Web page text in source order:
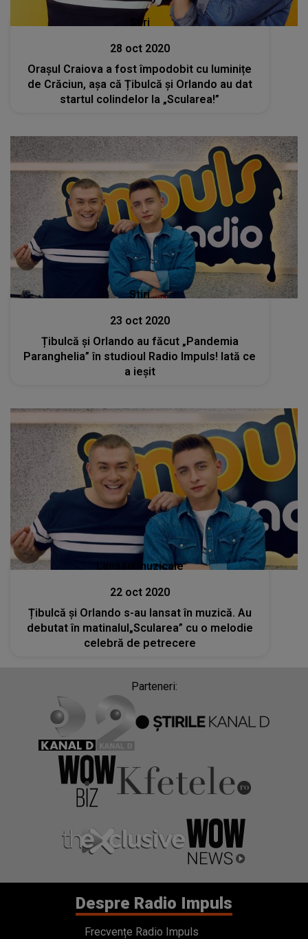
Stiri
28 oct 2020
Orașul Craiova a fost împodobit cu luminițe
de Crăciun, așa că Țibulcă și Orlando au dat
startul colindelor la „Scularea!”
Stiri
23 oct 2020
Țibulcă și Orlando au făcut „Pandemia
Paranghelia” în studioul Radio Impuls! Iată ce
a ieșit
Lansări muzicale
22 oct 2020
Țibulcă și Orlando s-au lansat în muzică. Au
debutat în matinalul„Scularea” cu o melodie
celebră de petrecere
Parteneri:
Despre Radio Impuls
Frecvențe Radio Impuls